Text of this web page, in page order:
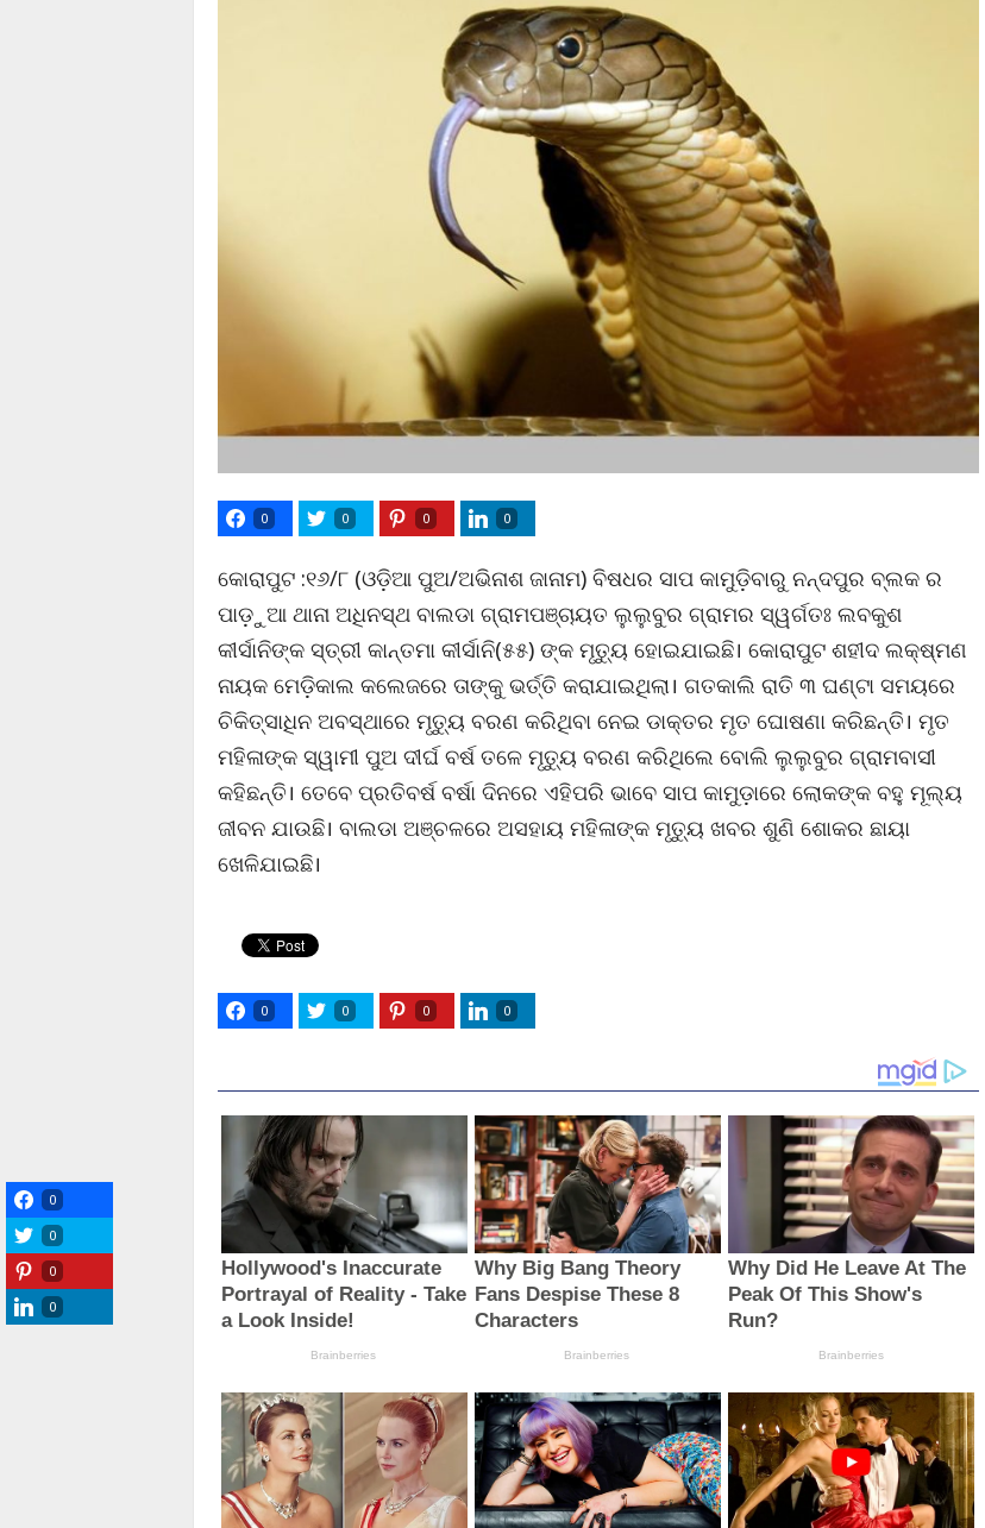
0 0 0 0
କୋରାପୁଟ :୧୬/୮ (ଓଡ଼ିଆ ପୁଅ/ଅଭିନାଶ ଜାନାମ) ବିଷଧର ସାପ କାମୁଡ଼ିବାରୁ ନନ୍ଦପୁର ବ୍ଲକ ର
ପାଡ଼ୁଆ ଥାନା ଅଧିନସ୍ଥ ବାଲଡା ଗ୍ରାମପଞ୍ଚାୟତ ଲୁଲୁବୁର ଗ୍ରାମର ସ୍ୱର୍ଗତଃ ଲବକୁଶ
କୀର୍ସାନିଙ୍କ ସ୍ତ୍ରୀ କାନ୍ତମା କୀର୍ସାନି(୫୫) ଙ୍କ ମୃତ୍ୟୁ ହୋଇଯାଇଛି। କୋରାପୁଟ ଶହୀଦ ଲକ୍ଷ୍ମଣ
ନାୟକ ମେଡ଼ିକାଲ କଲେଜରେ ତାଙ୍କୁ ଭର୍ତ୍ତି କରାଯାଇଥିଲା। ଗତକାଲି ରାତି ୩ ଘଣ୍ଟା ସମୟରେ
ଚିକିତ୍ସାଧିନ ଅବସ୍ଥାରେ ମୃତ୍ୟୁ ବରଣ କରିଥିବା ନେଇ ଡାକ୍ତର ମୃତ ଘୋଷଣା କରିଛନ୍ତି। ମୃତ
ମହିଳାଙ୍କ ସ୍ୱାମୀ ପୁଅ ଦୀର୍ଘ ବର୍ଷ ତଳେ ମୃତ୍ୟୁ ବରଣ କରିଥିଲେ ବୋଲି ଲୁଲୁବୁର ଗ୍ରାମବାସୀ
କହିଛନ୍ତି। ତେବେ ପ୍ରତିବର୍ଷ ବର୍ଷା ଦିନରେ ଏହିପରି ଭାବେ ସାପ କାମୁଡ଼ାରେ ଲୋକଙ୍କ ବହୁ ମୂଲ୍ୟ
ଜୀବନ ଯାଉଛି। ବାଲଡା ଅଞ୍ଚଳରେ ଅସହାୟ ମହିଳାଙ୍କ ମୃତ୍ୟୁ ଖବର ଶୁଣି ଶୋକର ଛାୟା
ଖେଳିଯାଇଛି।
0 0 0 0
0
0
0
0